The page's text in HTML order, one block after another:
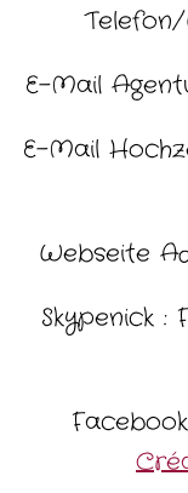
Telefon/
E-Mail
E-Mail
Webseite
Skypenick